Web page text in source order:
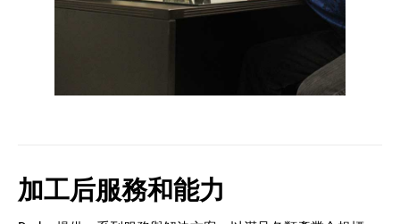
加工后服務和能力